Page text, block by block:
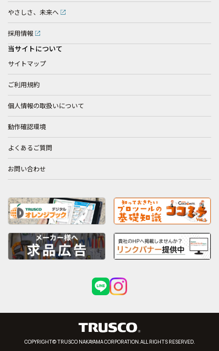
やさしさ、未来へ
採用情報
当サイトについて
サイトマップ
ご利用規約
個人情報の取扱いについて
動作確認環境
よくあるご質問
お問い合わせ
COPYRIGHT© TRUSCO NAKAYAMA CORPORATION.ALL RIGHTS RESERVED.